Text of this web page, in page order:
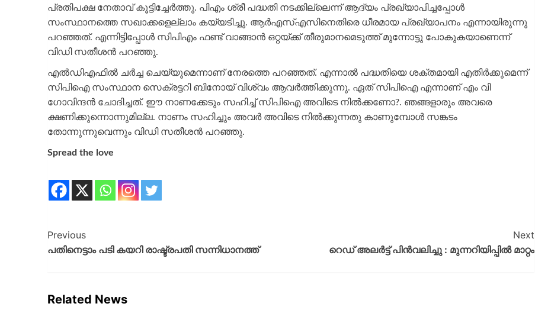
പ്രതിപക്ഷ നേതാവ് കൂട്ടിച്ചേര്‍ത്തു. പിഎം ശ്രീ പദ്ധതി നടക്കില്ലെന്ന് ആദ്യം പ്രഖ്യാപിച്ചപ്പോള്‍
സംസ്ഥാനത്തെ സഖാക്കളെല്ലാം കയ്യടിച്ചു. ആര്‍എസ്എസിനെതിരെ ധീരമായ പ്രഖ്യാപനം എന്നായിരുന്നു
പറഞ്ഞത്. എന്നിട്ടിപ്പോള്‍ സിപിഎം ഫണ്ട് വാങ്ങാന്‍ ഒറ്റയ്ക്ക് തീരുമാനമെടുത്ത് മുന്നോട്ടു പോകുകയാണെന്ന്
വിഡി സതീശന്‍ പറഞ്ഞു.
എല്‍ഡിഎഫില്‍ ചര്‍ച്ച ചെയ്യുമെന്നാണ് നേരത്തെ പറഞ്ഞത്. എന്നാല്‍ പദ്ധതിയെ ശക്തമായി എതിര്‍ക്കുമെന്ന്
സിപിഐ സംസ്ഥാന സെക്രട്ടറി ബിനോയ് വിശ്വം ആവര്‍ത്തിക്കുന്നു. ഏത് സിപിഐ എന്നാണ് എം വി
ഗോവിന്ദന്‍ ചോദിച്ചത്. ഈ നാണക്കേടും സഹിച്ച് സിപിഐ അവിടെ നില്‍ക്കണോ?. ഞങ്ങളാരും അവരെ
ക്ഷണിക്കുന്നൊന്നുമില്ല. നാണം സഹിച്ചും അവര്‍ അവിടെ നില്‍ക്കുന്നതു കാണുമ്പോള്‍ സങ്കടം
തോന്നുന്നുവെന്നും വിഡി സതീശന്‍ പറഞ്ഞു.
Spread the love
Previous
പതിനെട്ടാം പടി കയറി രാഷ്ട്രപതി സന്നിധാനത്ത്
Next
റെഡ് അലര്‍ട്ട് പിന്‍വലിച്ചു : മുന്നറിയിപ്പില്‍ മാറ്റം
Related News